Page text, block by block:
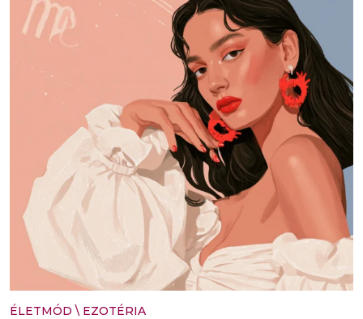
ÉLETMÓD \ EZOTÉRIA